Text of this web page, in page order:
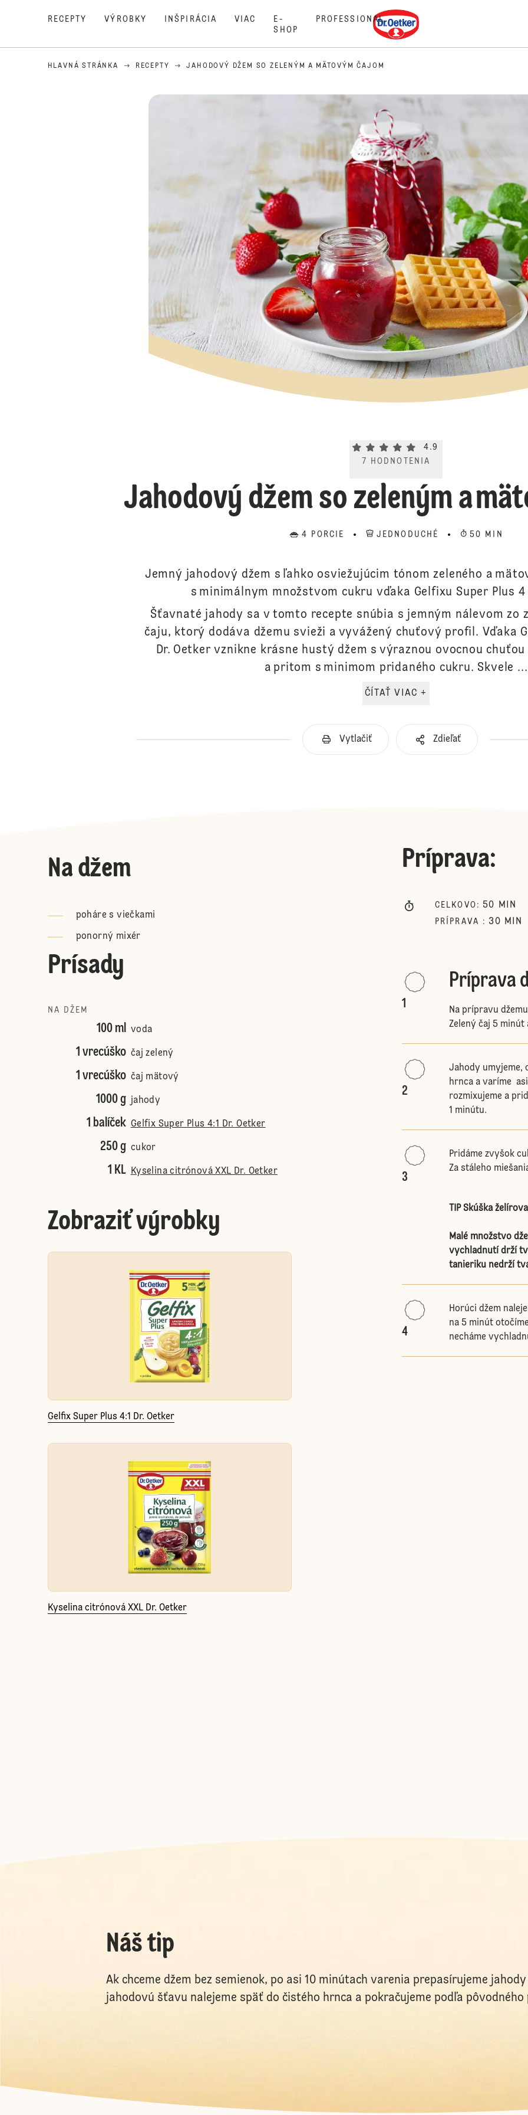
RECEPTY VÝROBKY INŠPIRÁCIA VIAC
E-
SHOP
PROFESSIONAL Dr. Oetker
HLAVNÁ STRÁNKA RECEPTY JAHODOVÝ DŽEM SO ZELENÝM A MÄTOVÝM ČAJOM
Current rating 4.9. Click to rate.
4.9
7
HODNOTENIA
Jahodový džem so zeleným a
4 PORCIE JEDNODUCHÉ 50 MIN
Jemný jahodový džem s ľahko osviežujúcim tónom zeleného a
s minimálnym množstvom cukru vďaka Gelfixu Super Plus 4
Šťavnaté jahody sa v tomto recepte snúbia s jemným nálevom zo
čaju, ktorý dodáva džemu svieži a vyvážený chuťový profil. Vďaka
Dr. Oetker vznikne krásne hustý džem s výraznou ovocnou
a pritom s minimom pridaného cukru. Skvele ...
ČÍTAŤ VIAC +
Vytlačiť Zdieľať
Na džem
poháre s viečkami
ponorný mixér
Prísady
NA DŽEM
100 ml voda
1 vrecúško čaj zelený
1 vrecúško čaj mätový
1000 g jahody
1 balíček Gelfix Super Plus 4:1 Dr. Oetker
250 g cukor
1 KL Kyselina citrónová XXL Dr. Oetker
Zobraziť výrobky
Gelfix Super Plus 4:1 Dr. Oetker
Kyselina citrónová XXL Dr. Oetker
Príprava:
CELKOVO : 50 MIN
PRÍPRAVA : 30 MIN
1
Príprava
Na prípravu
Zelený čaj 5 minút
2
Jahody umyjeme,
hrnca a varíme
rozmixujeme a
1 minútu.
3
Pridáme zvyšok
Za stáleho
TIP Skúška
Malé množstvo
vychladnutí drží
tanieriku nedrží
4
Horúci džem
na 5 minút
necháme
Náš tip
Ak chceme džem bez semienok, po asi 10 minútach varenia prepasírujeme
jahodovú šťavu nalejeme späť do čistého hrnca a pokračujeme podľa pôvodného